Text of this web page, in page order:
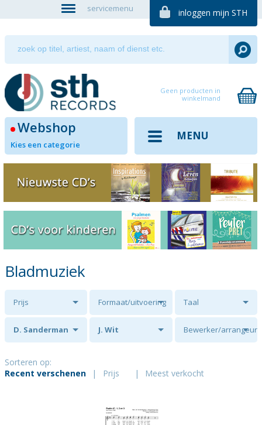
servicemenu inloggen mijn STH
Geen producten in
winkelmand
Webshop
Kies een categorie
MENU
Bladmuziek
Prijs Formaat/uitvoering Taal
D. Sanderman J. Wit Bewerker/arrangeur
Sorteren op:
Recent verschenen
| Prijs | Meest verkocht